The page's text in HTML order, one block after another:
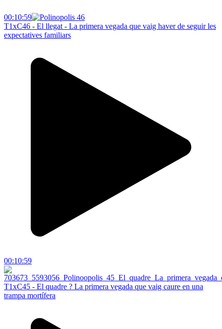
00:10:59
T1xC46 - El llegat - La primera vegada que vaig haver de seguir les
expectatives familiars
00:10:59
T1xC45 - El quadre ? La primera vegada que vaig caure en una
trampa mortífera